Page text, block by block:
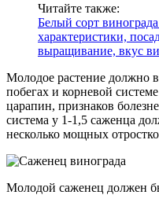
Читайте также:
Белый сорт
характеристики,
выращивание, вкус
Молодое растение должно
побегах и корневой
царапин, признаков
система у 1-1,5 саженца
несколько мощных
Молодой саженец должен